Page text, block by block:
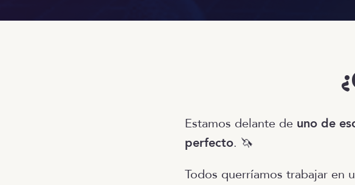
Estamos delante de uno de
perfecto. 🦄
Todos querríamos trabajar en